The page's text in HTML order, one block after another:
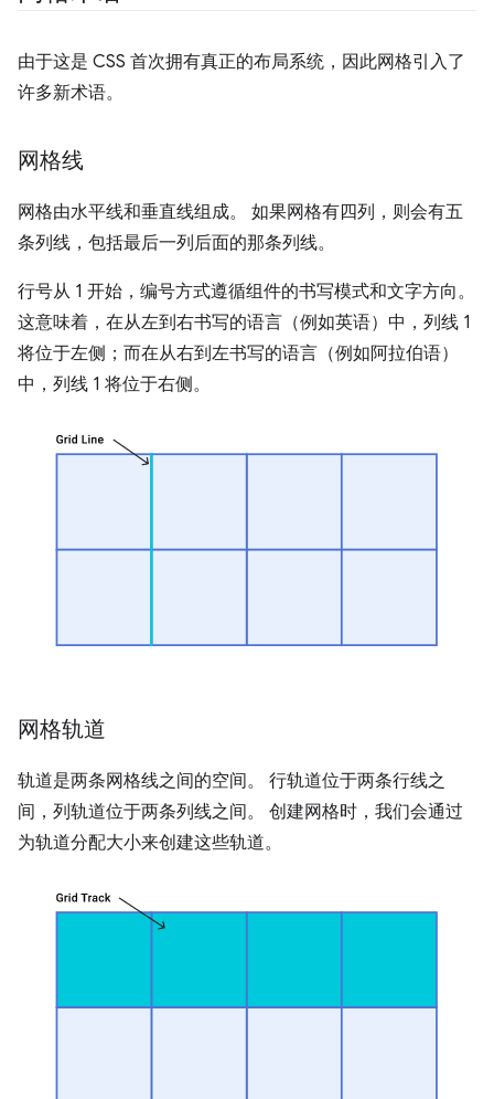
由于这是 CSS 首次拥有真正的布局系统，因此网格引入了
许多新术语。
网格线
网格由水平线和垂直线组成。 如果网格有四列，则会有五
条列线，包括最后一列后面的那条列线。
行号从 1 开始，编号方式遵循组件的书写模式和文字方向。
这意味着，在从左到右书写的语言（例如英语）中，列线 1
将位于左侧；而在从右到左书写的语言（例如阿拉伯语）
中，列线 1 将位于右侧。
网格轨道
轨道是两条网格线之间的空间。 行轨道位于两条行线之
间，列轨道位于两条列线之间。 创建网格时，我们会通过
为轨道分配大小来创建这些轨道。